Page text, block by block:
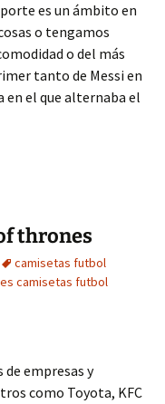
es un ámbito en
o tengamos
o del más
tanto de Messi en
en el que alternaba el
thrones
camisetas futbol
camisetas futbol
empresas y
como Toyota, KFC